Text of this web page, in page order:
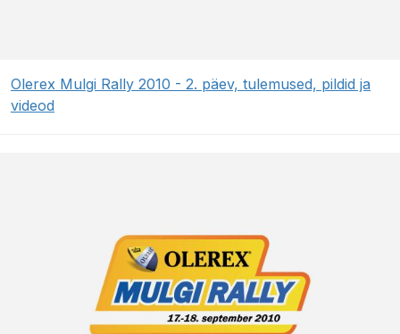
Olerex Mulgi Rally 2010 - 2. päev, tulemused, pildid ja
videod